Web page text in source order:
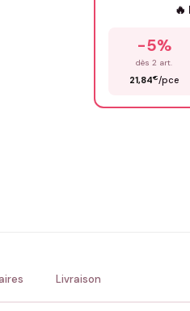
-5%
dès 2 art.
21,84€/pce
Livraison